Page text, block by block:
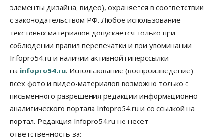
Общество
«За тех, у кого от 270 баллов,
настоящая борьба»: вузы настойчиво
обзванивают новосибирских высокобалльников
перед зачислением
06 Августа 2026, 13:00
Власть
Режим ЧС ввели в Омской области из-за засухи
06 Августа 2026, 12:15
Новосибирск готовится к визиту Владимира
Путина
элементы дизайна, видео), охраняется в соответствии
с законодательством РФ. Любое использование
текстовых материалов допускается только при
соблюдении правил перепечатки и при упоминании
Infopro54.ru и наличии активной гиперссылки
на infopro54.ru. Использование (воспроизведение)
всех фото и видео-материалов возможно только с
письменного разрешения редакции информационно-
аналитического портала Infopro54.ru и со ссылкой на
портал. Редакция Infopro54.ru не несет
ответственность за: